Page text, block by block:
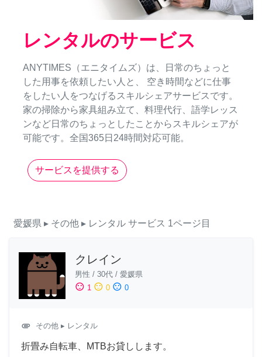
レンタルのサービス
ANYTIMES（エニタイムズ）は、日常のちょっと
した用事を依頼したい人と、 空き時間などに仕事
をしたい人をつなげるスキルシェアサービスです。
家の掃除から家具組み立て、料理代行、語学レッス
ンなど日常のちょっとしたことからスキルシェアが
可能です。全国365日24時間対応可能。
サービスを提供する
愛媛県 ▸ その他 ▸ レンタル サービス 1ページ目
クレイン
男性 / 30代 / 愛媛県
sentiment_satisfied 1 sentiment_neutral 0 sentiment_dissatisfied 0
attachment その他 ▸ レンタル
折畳み自転車、MTBお貸しします。